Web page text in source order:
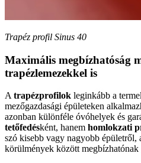
Trapéz profil Sinus 40
Maximális megbízhatóság
trapézlemezekkel is
A trapézprofilok leginkább a
mezőgazdasági épületeken
azonban különféle óvóhelyek és
tetőfedésként, hanem homlokzati
szó kisebb vagy nagyobb épületről,
körülmények között